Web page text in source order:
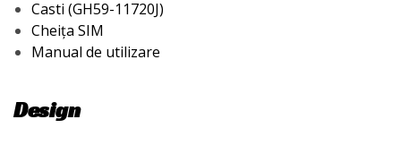
Casti (GH59-11720J)
Cheița SIM
Manual de utilizare
Design